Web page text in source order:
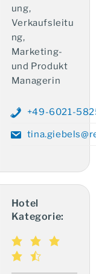
ung,
Verkaufsleitu
ng,
Marketing-
und Produkt
Managerin
+49-6021-
Hotel
Kategorie: